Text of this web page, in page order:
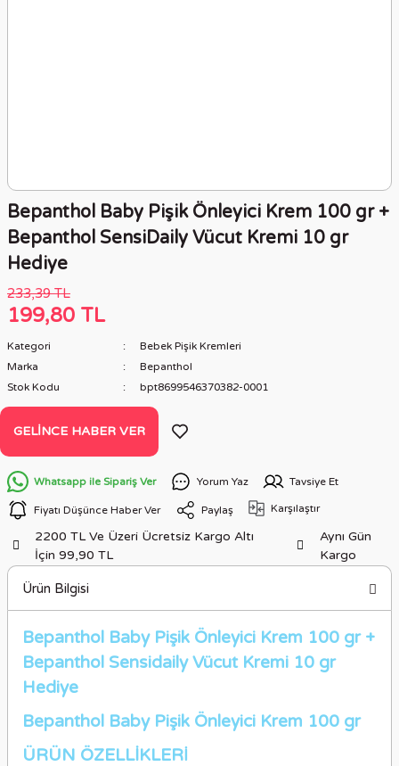
Bepanthol Baby Pişik Önleyici Krem 100 gr +
Bepanthol SensiDaily Vücut Kremi 10 gr
Hediye
233,39 TL
199,80 TL
Kategori
Bebek Pişik Kremleri
Marka
Bepanthol
Stok Kodu
bpt8699546370382-0001
GELINCE HABER VER
Whatsapp ile Sipariş Ver Yorum Yaz Tavsiye Et
Fiyatı Düşünce Haber Ver Paylaş Karşılaştır
2200 TL Ve Üzeri Ücretsiz Kargo Altı
İçin 99,90 TL
Aynı Gün
Kargo
Ürün Bilgisi
Bepanthol Baby Pişik Önleyici Krem 100 gr +
Bepanthol Sensidaily Vücut Kremi 10 gr
Hediye
Bepanthol Baby Pişik Önleyici Krem 100 gr
ÜRÜN ÖZELLİKLERİ